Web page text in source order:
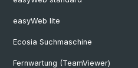
easyWeb lite
Ecosia Suchmaschine
Fernwartung (TeamViewer)